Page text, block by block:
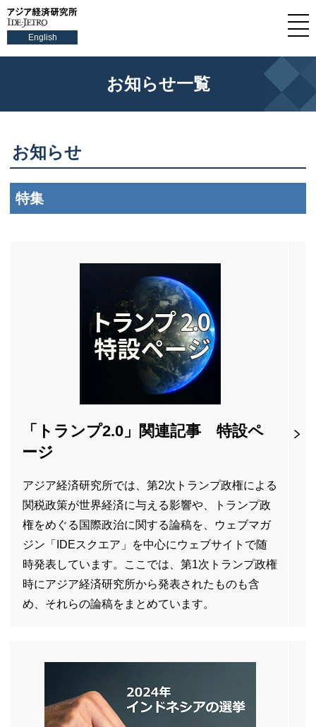
English
お知らせ一覧
お知らせ
特集
「トランプ2.0」関連記事 特設ペ
ージ
アジア経済研究所では、第2次トランプ政権による
関税政策が世界経済に与える影響や、トランプ政
権をめぐる国際政治に関する論稿を、ウェブマガ
ジン「
IDEスクエア」を中心にウェブサイトで随
時発表しています。ここでは、第1次トランプ政権
時にアジア経済研究所から発表されたものも含
め、それらの論稿をまとめています。